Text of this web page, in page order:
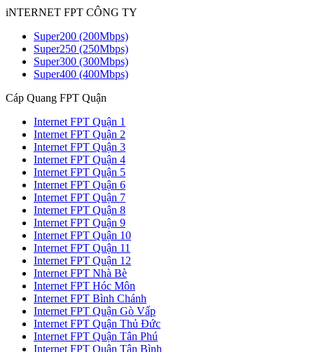
iNTERNET FPT CÔNG TY
Super200 (200Mbps)
Super250 (250Mbps)
Super300 (300Mbps)
Super400 (400Mbps)
Cáp Quang FPT Quận
Internet FPT Quận 1
Internet FPT Quận 2
Internet FPT Quận 3
Internet FPT Quận 4
Internet FPT Quận 5
Internet FPT Quận 6
Internet FPT Quận 7
Internet FPT Quận 8
Internet FPT Quận 9
Internet FPT Quận 10
Internet FPT Quận 11
Internet FPT Quận 12
Internet FPT Nhà Bè
Internet FPT Hóc Môn
Internet FPT Bình Chánh
Internet FPT Quận Gò Vấp
Internet FPT Quận Thủ Đức
Internet FPT Quận Tân Phú
Internet FPT Quận Tân Bình